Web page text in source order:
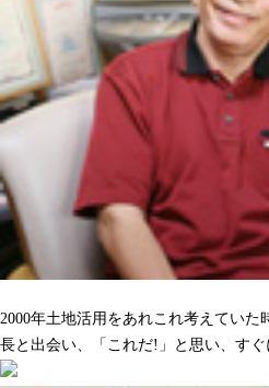
2000年土地活用をあれこれ考えてい
長と出会い、「これだ!」と思い、すぐ